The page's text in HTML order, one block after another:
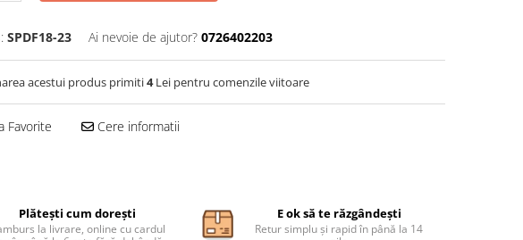
SPDF18-23 Ai nevoie de ajutor? 0726402203
acestui produs primiti4Lei pentru comenzile viitoare
Favorite Cere informatii
Plătești cum dorești
la livrare, online cu cardul
E ok să te răzgândești
Retur simplu și rapid în până la 14